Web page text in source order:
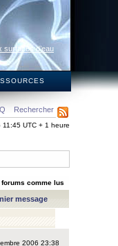
surfaces d’eau
Rechercher
UTC + 1 heure
comme lus
message
2006 23:38